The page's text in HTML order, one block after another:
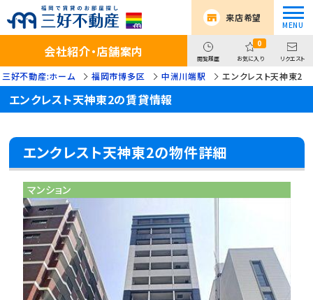
来店希望
会社紹介・店舗案内 閲覧履歴
0
お気に入り リクエスト
三好不動産:ホーム 福岡市博多区 中洲川端駅 エンクレスト天神東2
エンクレスト天神東2の賃貸情報
エンクレスト天神東2の物件詳細
マンション